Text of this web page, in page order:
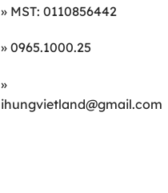
» MST: 0110856442
» 0965.1000.25
»
ihungvietland@gmail.com